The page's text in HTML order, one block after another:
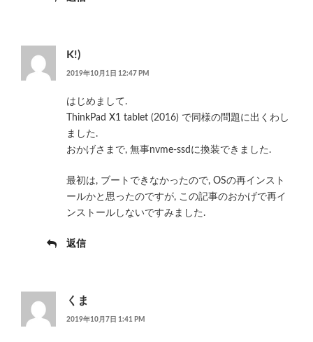
K!)
2019年10月1日 12:47 PM
はじめまして.
ThinkPad X1 tablet (2016) で同様の問題に出くわし
ました.
おかげさまで, 無事nvme-ssdに換装できました.
最初は, ブートできなかったので, OSの再インスト
ールかと思ったのですが, この記事のおかげで再イ
ンストールしないですみました.
返信
くま
2019年10月7日 1:41 PM